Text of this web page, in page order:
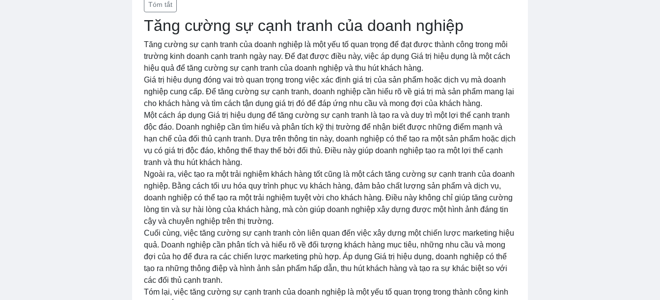
Tóm tắt
Tăng cường sự cạnh tranh của doanh nghiệp
Tăng cường sự cạnh tranh của doanh nghiệp là một yếu tố quan trọng để đạt được thành công trong môi
trường kinh doanh cạnh tranh ngày nay. Để đạt được điều này, việc áp dụng Giá trị hiệu dụng là một cách
hiệu quả để tăng cường sự cạnh tranh của doanh nghiệp và thu hút khách hàng.
Giá trị hiệu dụng đóng vai trò quan trọng trong việc xác định giá trị của sản phẩm hoặc dịch vụ mà doanh
nghiệp cung cấp. Để tăng cường sự cạnh tranh, doanh nghiệp cần hiểu rõ về giá trị mà sản phẩm mang lại
cho khách hàng và tìm cách tận dụng giá trị đó để đáp ứng nhu cầu và mong đợi của khách hàng.
Một cách áp dụng Giá trị hiệu dụng để tăng cường sự cạnh tranh là tạo ra và duy trì một lợi thế cạnh tranh
độc đáo. Doanh nghiệp cần tìm hiểu và phân tích kỹ thị trường để nhận biết được những điểm mạnh và
hạn chế của đối thủ cạnh tranh. Dựa trên thông tin này, doanh nghiệp có thể tạo ra một sản phẩm hoặc dịch
vụ có giá trị độc đáo, không thể thay thế bởi đối thủ. Điều này giúp doanh nghiệp tạo ra một lợi thế cạnh
tranh và thu hút khách hàng.
Ngoài ra, việc tạo ra một trải nghiệm khách hàng tốt cũng là một cách tăng cường sự cạnh tranh của doanh
nghiệp. Bằng cách tối ưu hóa quy trình phục vụ khách hàng, đảm bảo chất lượng sản phẩm và dịch vụ,
doanh nghiệp có thể tạo ra một trải nghiệm tuyệt vời cho khách hàng. Điều này không chỉ giúp tăng cường
lòng tin và sự hài lòng của khách hàng, mà còn giúp doanh nghiệp xây dựng được một hình ảnh đáng tin
cậy và chuyên nghiệp trên thị trường.
Cuối cùng, việc tăng cường sự cạnh tranh còn liên quan đến việc xây dựng một chiến lược marketing hiệu
quả. Doanh nghiệp cần phân tích và hiểu rõ về đối tượng khách hàng mục tiêu, những nhu cầu và mong
đợi của họ để đưa ra các chiến lược marketing phù hợp. Áp dụng Giá trị hiệu dụng, doanh nghiệp có thể
tạo ra những thông điệp và hình ảnh sản phẩm hấp dẫn, thu hút khách hàng và tạo ra sự khác biệt so với
các đối thủ cạnh tranh.
Tóm lại, việc tăng cường sự cạnh tranh của doanh nghiệp là một yếu tố quan trọng trong thành công kinh